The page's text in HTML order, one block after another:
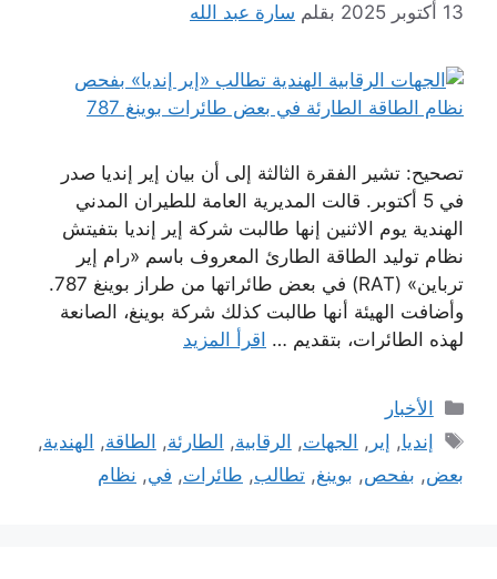
13 أكتوبر 2025 بقلم سارة عبد الله
تصحيح: تشير الفقرة الثالثة إلى أن بيان إير إنديا صدر
في 5 أكتوبر. قالت المديرية العامة للطيران المدني
الهندية يوم الاثنين إنها طالبت شركة إير إنديا بتفيتش
نظام توليد الطاقة الطارئ المعروف باسم «رام إير
ترباين» (RAT) في بعض طائراتها من طراز بوينغ 787.
وأضافت الهيئة أنها طالبت كذلك شركة بوينغ، الصانعة
لهذه الطائرات، بتقديم … اقرأ المزيد
التصنيفات
الأخبار
الوسوم
إنديا, إير , الجهات, الرقابية, الطارئة, الطاقة, الهندية,
بعض, بفحص, بوينغ, تطالب, طائرات, في, نظام